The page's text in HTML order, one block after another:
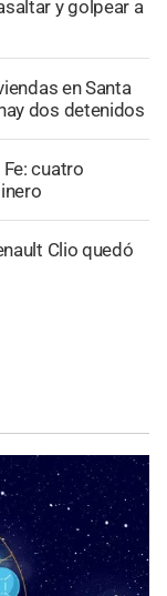
y golpear a
en Santa
dos detenidos
cuatro
Clio quedó